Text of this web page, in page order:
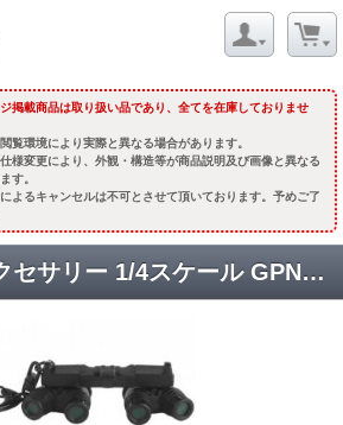
掲載商品は取り扱い品であり、全てを在庫しておりませ
覧環境により実際と異なる場合があります。
様変更により、外観・構造等が商品説明及び画像と異なる
す。
よるキャンセルは不可とさせて頂いております。予めご了
キーチェーンアクセサリー 1/4スケール GPNVG18タイプ [取寄]